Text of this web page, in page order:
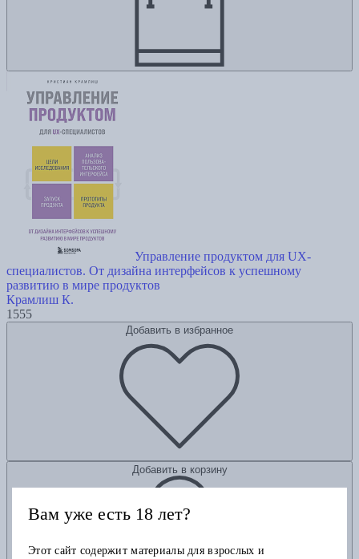
Управление продуктом для UX-
специалистов. От дизайна интерфейсов к успешному
развитию в мире продуктов
Крамлиш К.
1555
Добавить в избранное
Добавить в корзину
Вам уже есть 18 лет?
Этот сайт содержит материалы для взрослых и